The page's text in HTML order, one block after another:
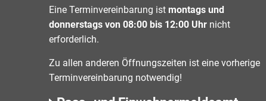
Eine Terminvereinbarung ist montags und
donnerstags von 08:00 bis 12:00 Uhr nicht
erforderlich.
Zu allen anderen Öffnungszeiten ist eine vorherige
Terminvereinbarung notwendig!